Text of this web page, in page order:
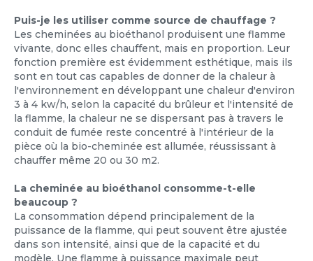
Puis-je les utiliser comme source de chauffage ?
Les cheminées au bioéthanol produisent une flamme
vivante, donc elles chauffent, mais en proportion. Leur
fonction première est évidemment esthétique, mais ils
sont en tout cas capables de donner de la chaleur à
l'environnement en développant une chaleur d'environ
3 à 4 kw/h, selon la capacité du brûleur et l'intensité de
la flamme, la chaleur ne se dispersant pas à travers le
conduit de fumée reste concentré à l'intérieur de la
pièce où la bio-cheminée est allumée, réussissant à
chauffer même 20 ou 30 m2.
La cheminée au bioéthanol consomme-t-elle
beaucoup ?
La consommation dépend principalement de la
puissance de la flamme, qui peut souvent être ajustée
dans son intensité, ainsi que de la capacité et du